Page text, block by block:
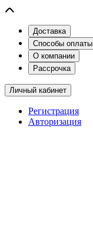
Доставка
Способы оплаты
О компании
Рассрочка
Личный кабинет
Регистрация
Авторизация